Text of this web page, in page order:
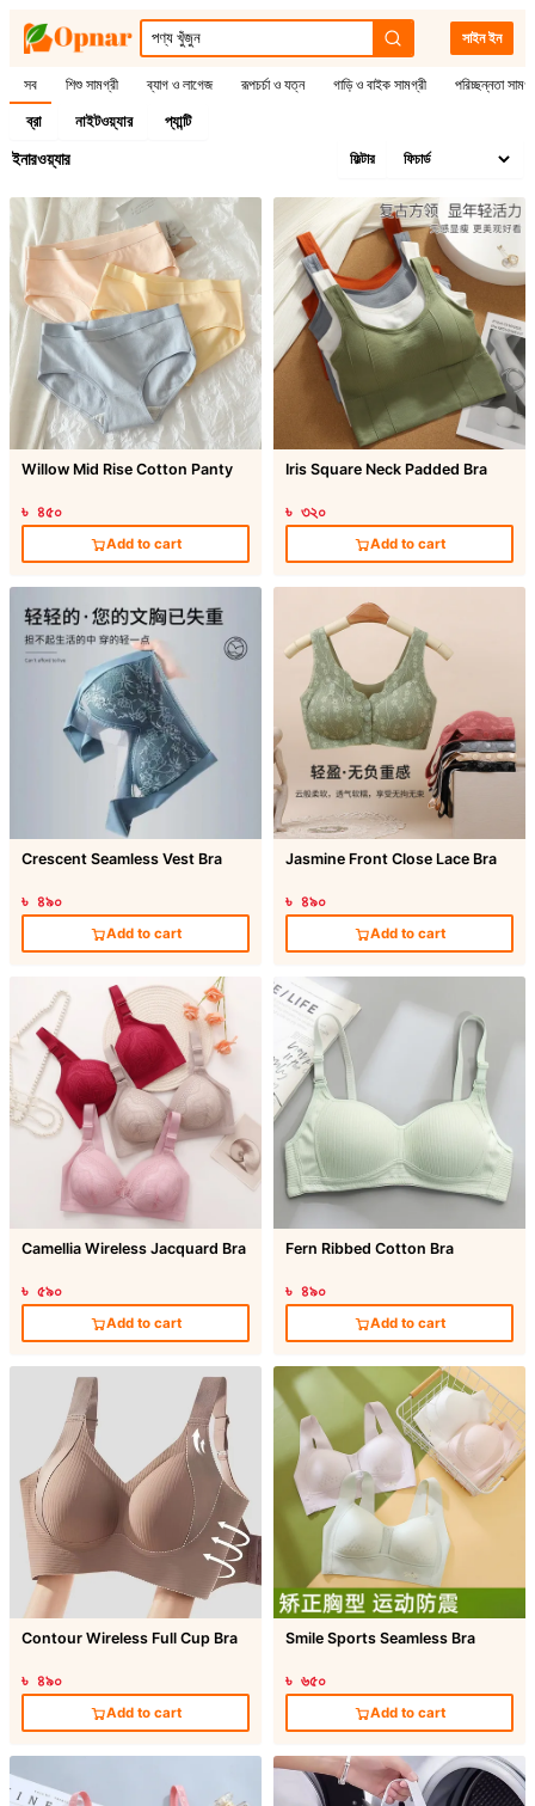
সাইন ইন
সব শিশু সামগ্রী ব্যাগ ও লাগেজ রূপচর্চা ও যত্ন গাড়ি ও বাইক সামগ্রী পরিচ্ছন্নতা
ব্রা নাইটওয়্যার প্যান্টি
ইনারওয়্যার ফিল্টার
Willow Mid Rise Cotton Panty
৳ ৪৫০
Add to cart
Iris Square Neck Padded Bra
৳ ৩২০
Add to cart
Crescent Seamless Vest Bra
৳ ৪৯০
Add to cart
Jasmine Front Close Lace Bra
৳ ৪৯০
Add to cart
Camellia Wireless Jacquard Bra
৳ ৫৯০
Add to cart
Fern Ribbed Cotton Bra
৳ ৪৯০
Add to cart
Contour Wireless Full Cup Bra
৳ ৪৯০
Add to cart
Smile Sports Seamless Bra
৳ ৬৫০
Add to cart